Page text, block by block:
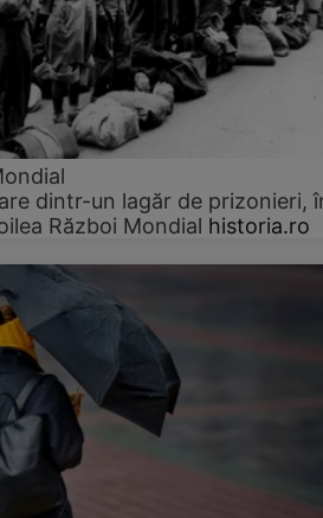
dintr-un lagăr de prizonieri,
Război Mondial historia.ro